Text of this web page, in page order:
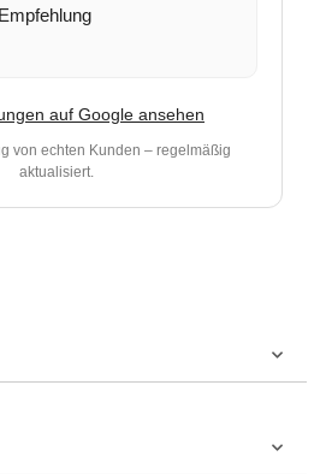
auf Google ansehen
von echten Kunden – regelmäßig
aktualisiert.